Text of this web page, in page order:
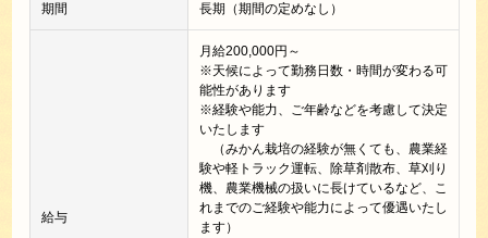
期間 長期（期間の定めなし）
給与
月給200,000円～
※天候によって勤務日数・時間が変わる可
能性があります
※経験や能力、ご年齢などを考慮して決定
いたします
（みかん栽培の経験が無くても、農業経
験や軽トラック運転、除草剤散布、草刈り
機、農業機械の扱いに長けているなど、こ
れまでのご経験や能力によって優遇いたし
ます）